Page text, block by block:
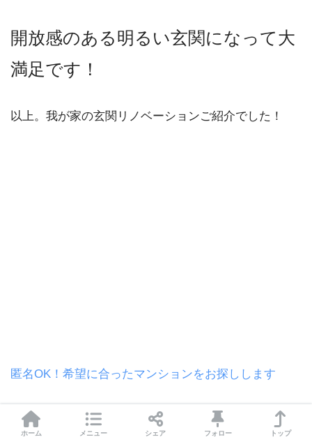
開放感のある明るい玄関になって大
満足です！
以上。我が家の玄関リノベーションご紹介でした！
匿名OK！希望に合ったマンションをお探しします
あわせてどうぞ
ホーム メニュー シェア フォロー トップ